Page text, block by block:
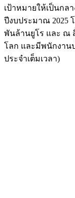
เป้าหมายให้เป็นกล
ปีงบประมาณ 2025
พันล้านยูโร และ ณ
โลก และมีพนักงาน
ประจำเต็มเวลา)